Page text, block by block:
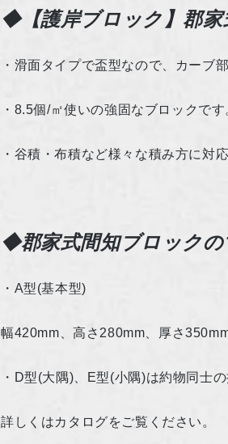
◆【護岸ブロック】郡
・滑面タイプで盃型なので、カーブ
・ 8.5個/㎡使いの強固なブロックです
・谷積・布積など様々な積み方に対
◆郡家式間知ブロックの
・ A型(基本型)
幅420mm 、高さ 280mm 、厚さ
・ D型(大隅) E型(小隅)は約物同士
詳しくはカタログをご覧ください。